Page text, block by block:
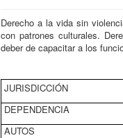
Derecho a la vida sin
con patrones culturales.
deber de capacitar a los
JURISDICCIÓN
DEPENDENCIA
AUTOS